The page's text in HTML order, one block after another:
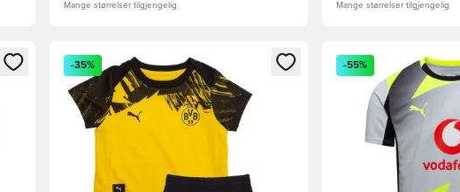
Mange størrelser tilgjengelig Mange størrelser tilgjengelig
registrere deg som medlem
Åpner en Modal for å logge inn eller registrere deg som medlem
-35%
Åpner en Modal for
-55%